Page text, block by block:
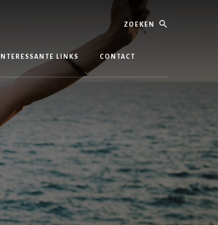
INTERESSANTE LINKS CONTACT